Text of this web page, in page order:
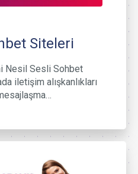
Siteleri
Nesil Sesli Sohbet
iletişim alışkanlıkları